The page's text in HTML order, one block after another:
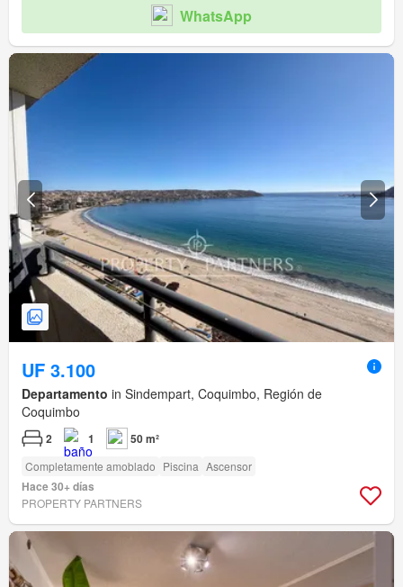
WhatsApp
UF 3.100
Departamento in Sindempart, Coquimbo, Región de
Coquimbo
2 1 50 m²
Completamente amoblado Piscina Ascensor
Hace 30+ días
PROPERTY PARTNERS